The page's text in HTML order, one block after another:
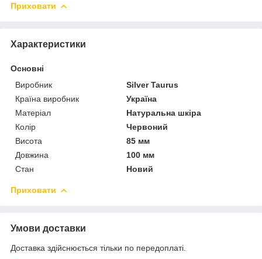
Приховати
Характеристики
Основні
Виробник
Silver Taurus
Країна виробник
Україна
Матеріал
Натуральна шкіра
Колір
Червоний
Висота
85 мм
Довжина
100 мм
Стан
Новий
Приховати
Умови доставки
Доставка здійснюється тільки по передоплаті.